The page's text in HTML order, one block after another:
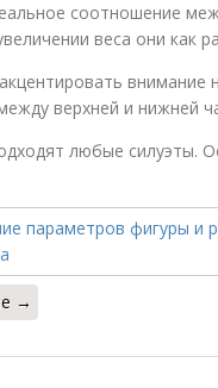
соотношение
веса они как
внимание
верхней и нижней
любые силуэты.
→